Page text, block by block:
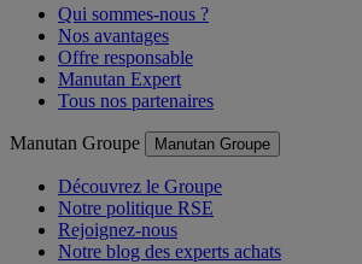
Qui sommes-nous ?
Nos avantages
Offre responsable
Manutan Expert
Tous nos partenaires
Manutan Groupe Manutan Groupe
Découvrez le Groupe
Notre politique RSE
Rejoignez-nous
Notre blog des experts achats